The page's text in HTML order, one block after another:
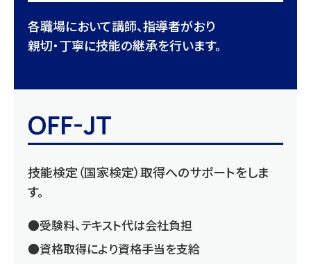
各職場において講師、指導者がおり
親切・丁寧に技能の継承を行います。
OFF-JT
技能検定（国家検定）取得へのサポートをしま
す。
●受験料、テキスト代は会社負担
●資格取得により資格手当を支給